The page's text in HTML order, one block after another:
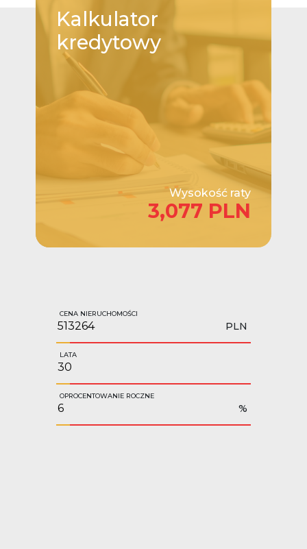
Kalkulator
kredytowy
Wysokość raty
3,077 PLN
CENA NIERUCHOMOŚCI
PLN
LATA
OPROCENTOWANIE ROCZNE
%